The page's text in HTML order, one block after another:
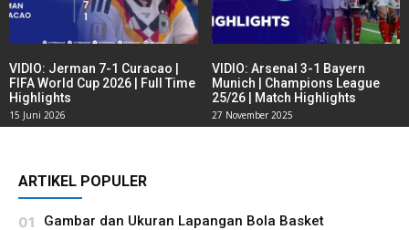
VIDIO: Jerman 7-1 Curacao |
FIFA World Cup 2026 | Full Time
Highlights
15 Juni 2026
VIDIO: Arsenal 3-1 Bayern
Munich | Champions League
25/26 | Match Highlights
27 November 2025
ARTIKEL POPULER
Gambar dan Ukuran Lapangan Bola Basket